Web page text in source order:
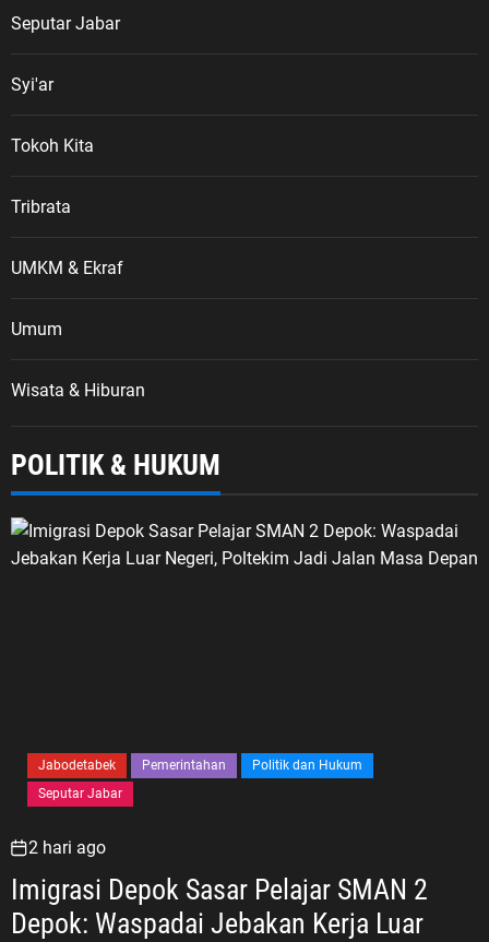
Seputar Jabar
Syi'ar
Tokoh Kita
Tribrata
UMKM & Ekraf
Umum
Wisata & Hiburan
POLITIK & HUKUM
Jabodetabek Pemerintahan
Politik dan Hukum
Seputar Jabar
2 hari ago
Imigrasi Depok Sasar Pelajar SMAN 2
Depok: Waspadai Jebakan Kerja Luar